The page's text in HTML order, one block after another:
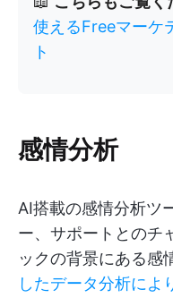
使えるFreeマーケ
ト
感情分析
AI搭載の感情分析ツ
ー、サポートとのチ
ックの背景にある感
したデータ分析によ